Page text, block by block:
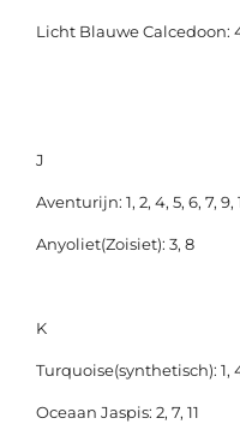
Licht Blauwe Calcedoon: 4,
J
Aventurijn: 1, 2, 4, 5, 6, 7, 9,
Anyoliet(Zoisiet): 3, 8
K
Turquoise(synthetisch): 1,
Oceaan Jaspis: 2, 7, 11